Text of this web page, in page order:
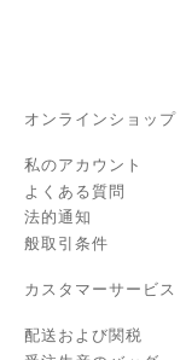
オンラインショップ
私のアカウント
よくある質問
法的通知
般取引条件
カスタマーサービス
配送および関税